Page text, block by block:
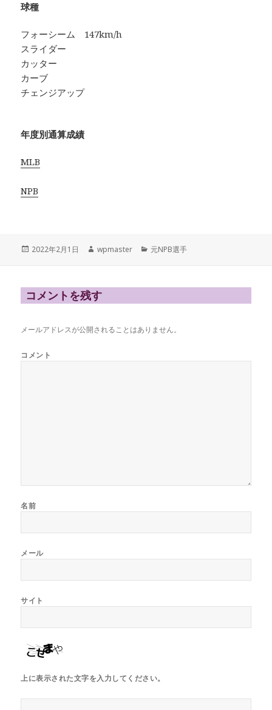
球種
フォーシーム 147km/h
スライダー
カッター
カーブ
チェンジアップ
年度別通算成績
MLB
NPB
投
2022年2月1日
作
wpmaster
カ
元NPB選手
コメントを残す
メールアドレスが公開されることはありません。
コメント
名前
メール
サイト
上に表示された文字を入力してください。